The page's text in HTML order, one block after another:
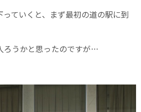
ていくと、まず最初の道の駅に到
ろうかと思ったのですが…